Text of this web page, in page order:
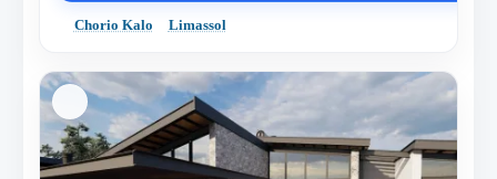
Chorio Kalo Limassol